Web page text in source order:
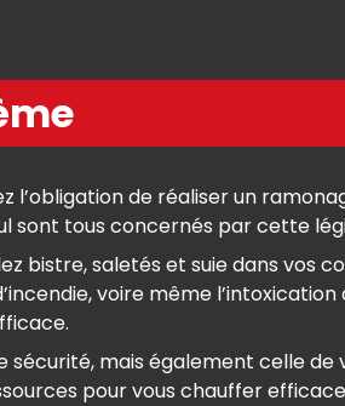
de réaliser un
sont tous concernés par cette
bistre, saletés et suie dans vos
voire même
sécurité, mais également celle
pour vous chauffer